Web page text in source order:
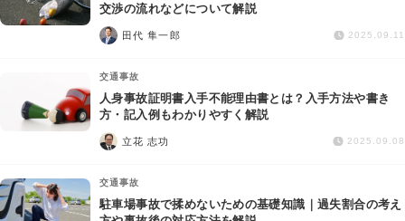
交渉の流れなどについて解説
田代 隼一郎 2025.09.11
交通事故
人身事故証明書入手不能理由書とは？入手方法や書き
方・記入例もわかりやすく解説
立花 志功 2025.09.08
交通事故
駐車場事故で揉めないための基礎知識｜過失割合の考え